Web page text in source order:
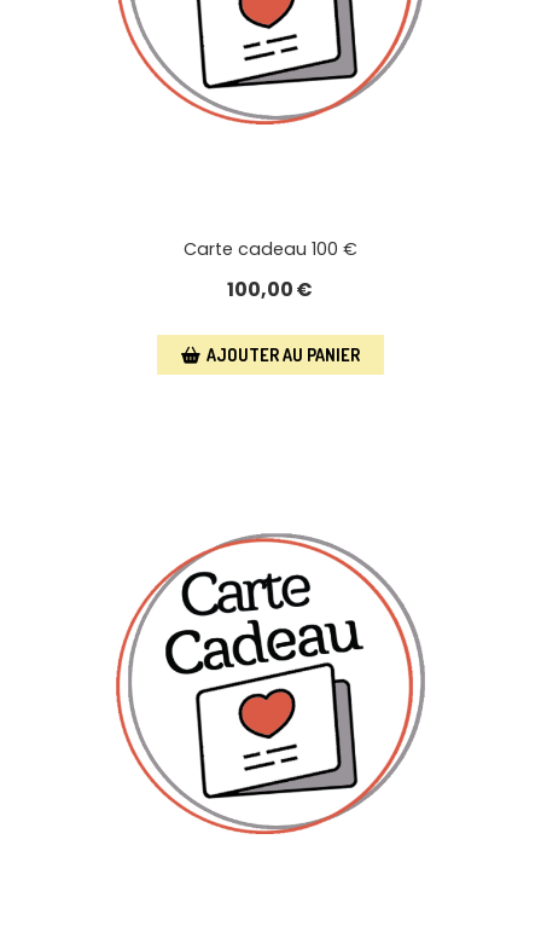
Carte cadeau 100 €
100,00€
AJOUTER AU PANIER